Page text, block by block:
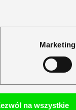
Marketing
na wszystkie